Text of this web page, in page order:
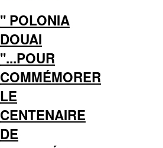
'' POLONIA
DOUAI
''...POUR
COMMÉMORER
LE
CENTENAIRE
DE